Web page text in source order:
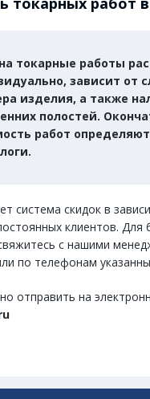
токарные работы
зависит от
изделия, а также
полостей.
работ
система скидок в
клиентов. Для
с нашими
по телефонам
отправить на